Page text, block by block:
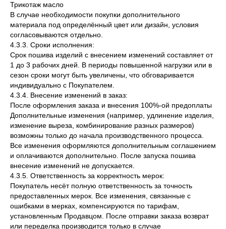
Трикотаж масло
В случае необходимости покупки дополнительного
материала под определённый цвет или дизайн, условия
согласовываются отдельно.
4.3.3. Сроки исполнения:
Срок пошива изделий с внесением изменений составляет от
1 до 3 рабочих дней. В периоды повышенной нагрузки или в
сезон сроки могут быть увеличены, что обговаривается
индивидуально с Покупателем.
4.3.4. Внесение изменений в заказ:
После оформления заказа и внесения 100%-ой предоплаты
Дополнительные изменения (например, удлинение изделия,
изменение выреза, комбинирование разных размеров)
возможны только до начала производственного процесса.
Все изменения оформляются дополнительным соглашением
и оплачиваются дополнительно. После запуска пошива
внесение изменений не допускается.
4.3.5. Ответственность за корректность мерок:
Покупатель несёт полную ответственность за точность
предоставленных мерок. Все изменения, связанные с
ошибками в мерках, компенсируются по тарифам,
установленным Продавцом. После отправки заказа возврат
или переделка производится только в случае